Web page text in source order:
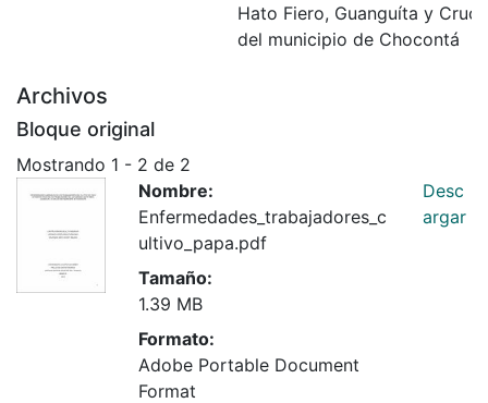
Hato Fiero, Guanguíta y
del municipio de Chocontá
Archivos
Bloque original
Mostrando 1 - 2 de 2
Nombre:
Enfermedades_trabajadores_c
ultivo_papa.pdf
Tamaño:
1.39 MB
Formato:
Adobe Portable Document
Format
Desc
argar